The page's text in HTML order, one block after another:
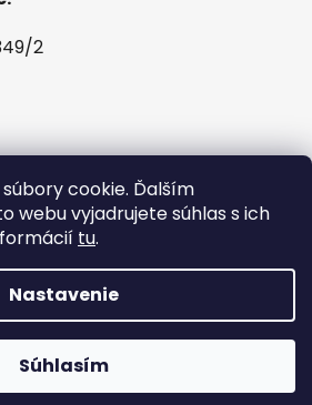
cookie. Ďalším
webu vyjadrujete súhlas s ich
tu.
Nastavenie
Súhlasím
2
Vytvoril Shoptet
VINTESSIA®
vyhradené.